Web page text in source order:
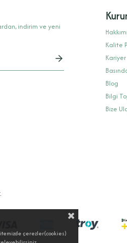
indirim ve yeni
Kalite
Kariyer
Blog
Bilgi
Bize
çerezler(cookies)